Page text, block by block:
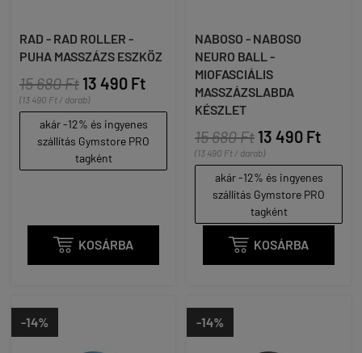
RAD - RAD ROLLER -
PUHA MASSZÁZS ESZKÖZ
15 680 Ft 13 490 Ft
(13 490 Ft / darab)
akár -12% és ingyenes
szállítás Gymstore PRO
tagként
 KOSÁRBA
NABOSO - NABOSO
NEURO BALL -
MIOFASCIÁLIS
MASSZÁZSLABDA
KÉSZLET
15 680 Ft 13 490 Ft
(13 490 Ft / darab)
akár -12% és ingyenes
szállítás Gymstore PRO
tagként
 KOSÁRBA
-14% -14%